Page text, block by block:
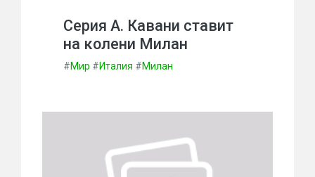
Серия А. Кавани ставит
на колени Милан
#Мир #Италия #Милан